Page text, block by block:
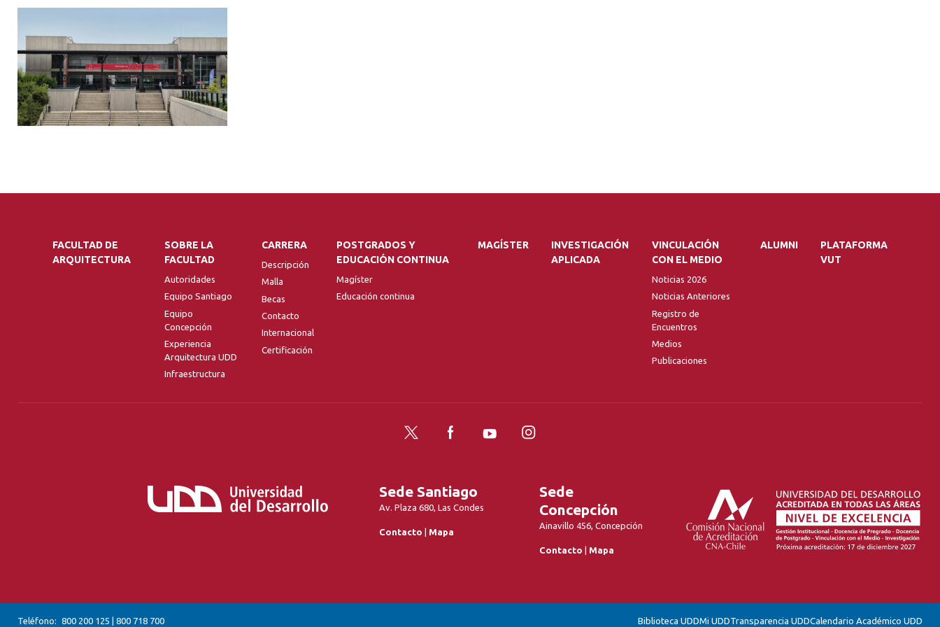
FACULTAD DE
ARQUITECTURA
SOBRE LA
FACULTAD
Autoridades
Equipo Santiago
Equipo
Concepción
Experiencia
Arquitectura UDD
Infraestructura
CARRERA
Descripción
Malla
Becas
Contacto
Internacional
Certificación
POSTGRADOS Y
EDUCACIÓN CONTINUA
Magíster
Educación continua
MAGÍSTER
INVESTIGACIÓN
APLICADA
VINCULACIÓN
CON EL MEDIO
Noticias 2026
Noticias Anteriores
Registro de
Encuentros
Medios
Publicaciones
ALUMNI
PLATAFORMA
VUT
Twitter FacebookYouTubeInstagram
Sede Santiago
Av. Plaza 680, Las Condes
Contacto | Mapa
Sede
Concepción
Ainavillo 456, Concepción
Contacto | Mapa
Teléfono: 800 200 125 | 800 718 700 Biblioteca UDDMi UDDTransparencia UDDCalendario Académico UDD